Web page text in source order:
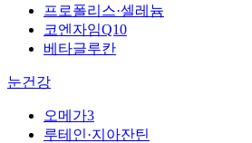
프로폴리스·셀레늄
코엔자임Q10
베타글루칸
눈건강
오메가3
루테인·지아잔틴